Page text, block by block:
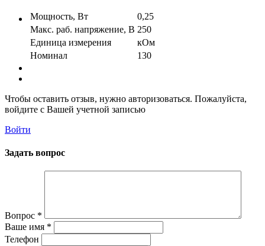
Мощность, Вт
0,25
Макс. раб. напряжение, В 250
Единица измерения
кОм
Номинал
130
Чтобы оставить отзыв, нужно авторизоваться. Пожалуйста,
войдите с Вашей учетной записью
Войти
Задать вопрос
Вопрос *
Ваше имя *
Телефон